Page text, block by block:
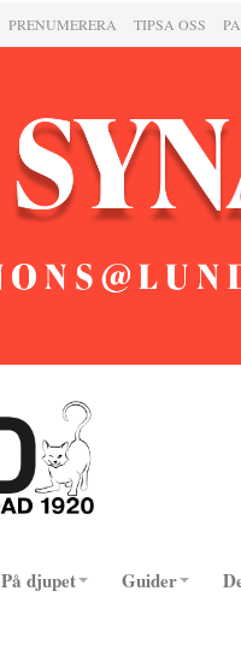
PRENUMERERA TIPSA OSS
På djupet Guider